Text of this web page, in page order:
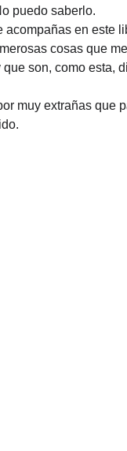
puedo saberlo.
acompañas en este
cosas que
que son, como esta,
muy extrañas que